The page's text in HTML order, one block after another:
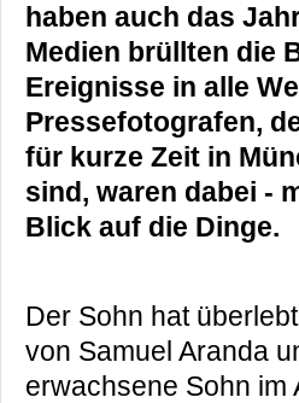
haben auch das
Medien brüllten die
Ereignisse in alle
Pressefotografen,
für kurze Zeit in
sind, waren dabei -
Blick auf die Dinge.
Der Sohn hat
von Samuel Aranda
erwachsene Sohn im